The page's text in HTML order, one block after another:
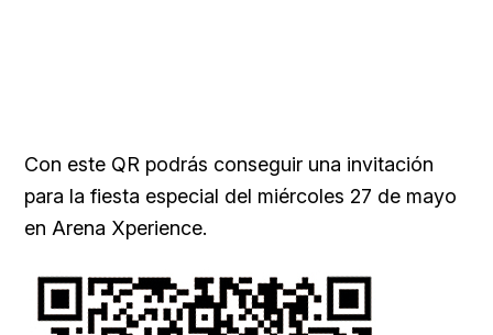
Con este QR podrás conseguir una invitación
para la fiesta especial del miércoles 27 de mayo
en Arena Xperience.